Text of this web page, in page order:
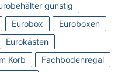
günstig
Eurobox
Euroboxen
Eurokästen
Korb
Fachbodenregal